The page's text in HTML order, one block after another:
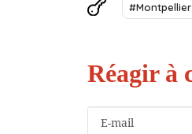
#Montpellier